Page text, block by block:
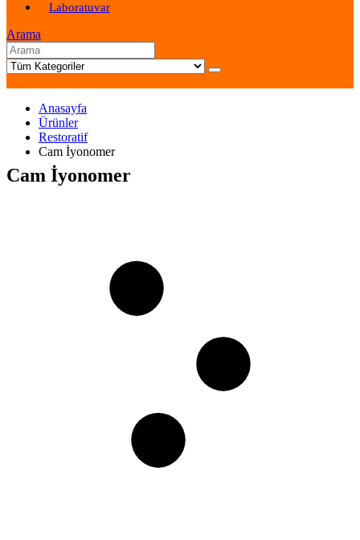
Laboratuvar
Arama
Anasayfa
Ürünler
Restoratif
Cam İyonomer
Cam İyonomer